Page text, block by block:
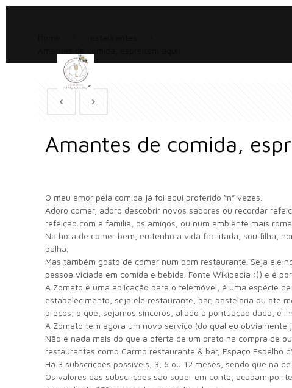
Amantes de comida,
O meu amor pela comida já foi aqui proferido “n” vezes.
Adoro comer, adoro descobrir novos sabores ou recordar
refeição com a família, os amigos, ou num ambiente mais
Na hora de comer bem, eu tenho a vida facilitada, sou filha,
palha.
Mas também gosto de comer num bom restaurante. Seja ele
pessoa viciada em comida e bebida. Fonte Wikipedia :)) e é
A Zomato é uma aplicação para o telemóvel, é uma espécie
estabelecimento, seja ele restaurante, bar, pastelaria ou até
preços, o que, sejamos sinceros, aliado à pontuação dada, é
A Zomato tem agora um novo serviço (do qual eu obviamente
Não é nada mais do que a oferta de um prato na compra de
restaurantes como Carmo restaurante & bar, Espaço Espelho
Há 3 subscrições possíveis, 3, 6 ou 12 meses, sendo que na
Os valores das subscrições são super em conta, acabam por